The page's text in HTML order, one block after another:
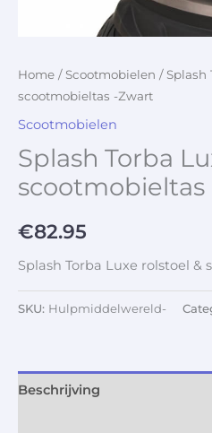
Home / Scootmobielen / Splash
scootmobieltas -Zwart
Scootmobielen
Splash Torba
scootmobieltas
€82.95
Splash Torba Luxe rolstoel &
SKU: Hulpmiddelwereld-
Beschrijving